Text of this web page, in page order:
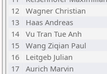
12
Wagner Christian
13
Haas Andreas
14
Vu Tran Tue Anh
15
Wang Ziqian Paul
16
Leitgeb Julian
17
Aurich Marvin